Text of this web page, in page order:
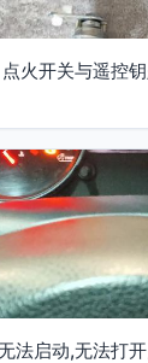
火开关与遥控
法启动,无法打